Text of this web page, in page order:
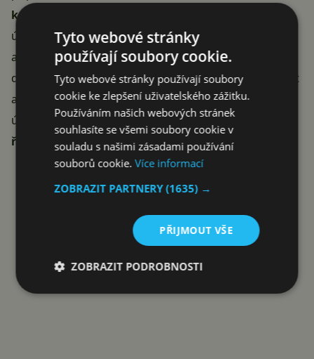
konkrétní schůzce
účastník nemusí pracně překlikávat mezi více nástroji
a poznámky jsou navíc u událostí lehce zpětně
dohledatelné. Právo pro vytváření poznámky bude mít
autor události, případně uživatelé s právem pro její
úpravu. Plošné zavádění nové funkceodstartuje 19.
října
a týká se zatím jen počítačů.
Reklama
Tyto webové stránky
používají soubory cookie.
Tyto webové stránky používají soubory
cookie ke zlepšení uživatelského zážitku.
Používáním našich webových stránek
souhlasíte se všemi soubory cookie v
souladu s našimi zásadami používání
souborů cookie.Více informací
ZOBRAZIT PARTNERY(1635) →
PŘIJMOUT VŠE
ZOBRAZIT PODROBNOSTI